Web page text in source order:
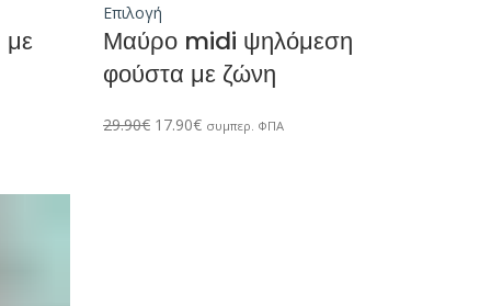
Επιλογή
Μαύρο midi ψηλόμεση
φούστα με ζώνη
29.90€ 17.90€ συμπερ. ΦΠΑ